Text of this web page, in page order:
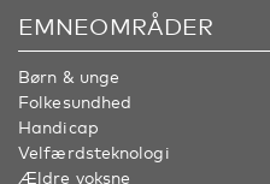
EMNEOMRÅDER
Børn & unge
Folkesundhed
Handicap
Velfærdsteknologi
Ældre voksne